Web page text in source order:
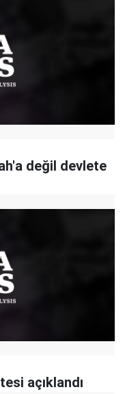
değil devlete
açıklandı